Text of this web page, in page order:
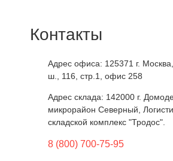
Контакты
Адрес офиса: 125371 г. Москва
ш., 116, стр.1, офис 258
Адрес склада: 142000 г.
микрорайон Северный,
складской комплекс "Тродос".
8 (800) 700-75-95